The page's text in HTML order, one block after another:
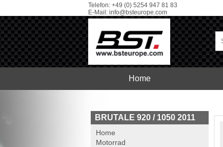
Telefon: +49 (0) 5254 947 81 83
E-Mail: info@bsteurope.com
Home
BRUTALE 920 / 1050 2011
Home
Motorrad